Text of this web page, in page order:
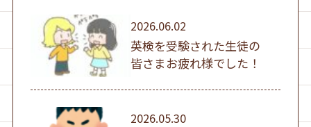
2026.06.02
英検を受験された生徒の
皆さまお疲れ様でした！
2026.05.30